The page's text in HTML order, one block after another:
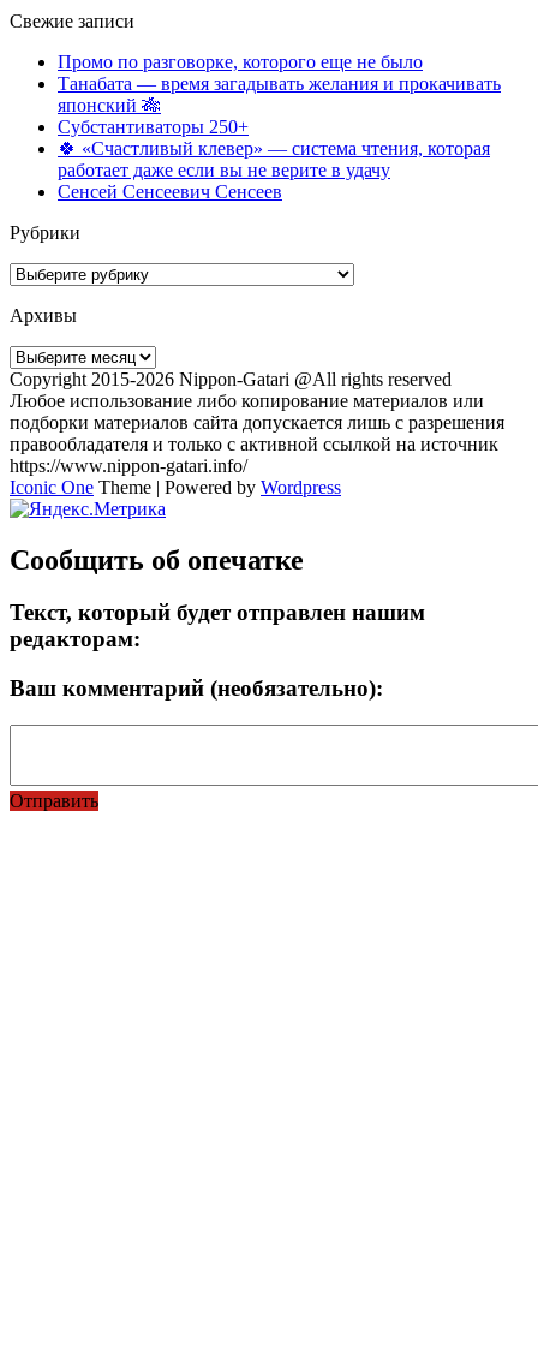
Свежие записи
Промо по разговорке, которого еще не было
Танабата — время загадывать желания и прокачивать
японский 🎋
Субстантиваторы 250+
🍀 «Счастливый клевер» — система чтения, которая
работает даже если вы не верите в удачу
Сенсей Сенсеевич Сенсеев
Рубрики
Рубрики
Архивы
Архивы
Copyright 2015-2026 Nippon-Gatari @All rights reserved
Любое использование либо копирование материалов или
подборки материалов сайта допускается лишь с разрешения
правообладателя и только с активной ссылкой на источник
https://www.nippon-gatari.info/
Iconic One Theme | Powered by Wordpress
Сообщить об опечатке
Текст, который будет отправлен нашим
редакторам:
Ваш комментарий (необязательно):
Отправить